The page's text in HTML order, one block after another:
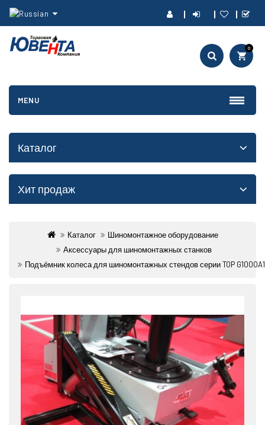
0
MENU
Каталог
Хит продаж
Каталог
Шиномонтажное оборудование
Аксессуары для шиномонтажных станков
Подъёмник колеса для шиномонтажных стендов серии TOP